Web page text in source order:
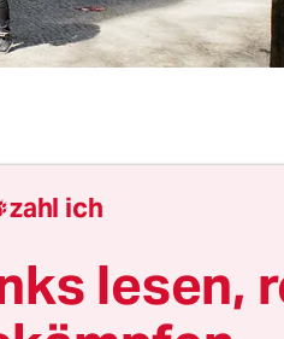
und Mieter der
Umwandlung ihrer
sicher. Schließlich
zahl ich
lesen,